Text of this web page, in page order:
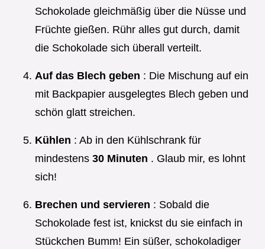
Schokolade gleichmäßig über die Nüsse und
Früchte gießen. Rühr alles gut durch, damit
die Schokolade sich überall verteilt.
Auf das Blech geben : Die Mischung auf ein
mit Backpapier ausgelegtes Blech geben und
schön glatt streichen.
Kühlen : Ab in den Kühlschrank für
mindestens 30 Minuten . Glaub mir, es lohnt
sich!
Brechen und servieren : Sobald die
Schokolade fest ist, knickst du sie einfach in
Stückchen Bumm! Ein süßer, schokoladiger